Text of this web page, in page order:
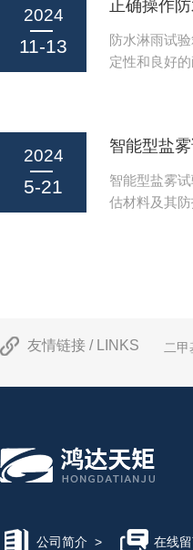
照不均、湿
见问题解决
强度不足或
2024
11-13
防水淋雨试
定性和良好
起来了解一
首先要检查
损坏。2、校
2024
5-21
智能型盐
智能型盐雾
估材料及其
常工作、清
友情链接 / LINKS 二
公司简介 > 在线